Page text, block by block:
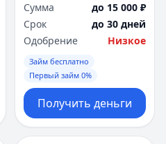
Сумма
до 15 000 ₽
Срок
до 30 дней
Одобрение
Низкое
Займ бесплатно
Первый займ 0%
Получить деньги